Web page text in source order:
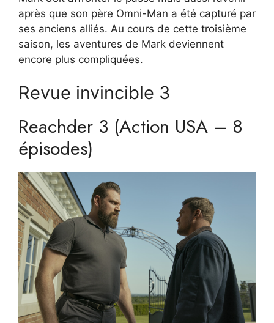
après que son père Omni-Man a été capturé par
ses anciens alliés. Au cours de cette troisième
saison, les aventures de Mark deviennent
encore plus compliquées.
Revue invincible 3
Reachder 3 (Action USA – 8
épisodes)